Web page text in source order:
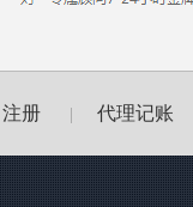
册 代理记账